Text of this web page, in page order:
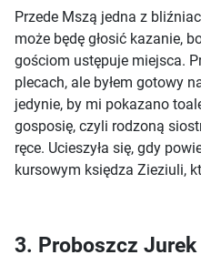
Przede Mszą jedna z
może będę głosić kazanie,
gościom ustępuje miejsca.
plecach, ale byłem gotowy
jedynie, by mi pokazano
gosposię, czyli rodzoną
ręce. Ucieszyła się, gdy
kursowym księdza Zieziuli,
3. Proboszcz Jurek